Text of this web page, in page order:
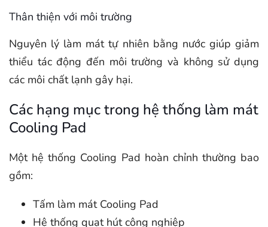
Thân thiện với môi trường
Nguyên lý làm mát tự nhiên bằng nước giúp giảm
thiểu tác động đến môi trường và không sử dụng
các môi chất lạnh gây hại.
Các hạng mục trong hệ thống làm mát
Cooling Pad
Một hệ thống Cooling Pad hoàn chỉnh thường bao
gồm:
Tấm làm mát Cooling Pad
Hệ thống quạt hút công nghiệp